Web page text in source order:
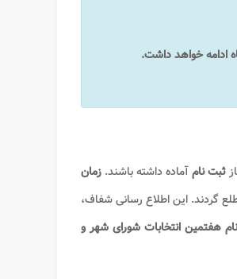
ثبت نامآماده داشته باشند. زمان
گردند. این اطلاع رسانی شفاف،
هفتمین انتخابات شورای شهر و